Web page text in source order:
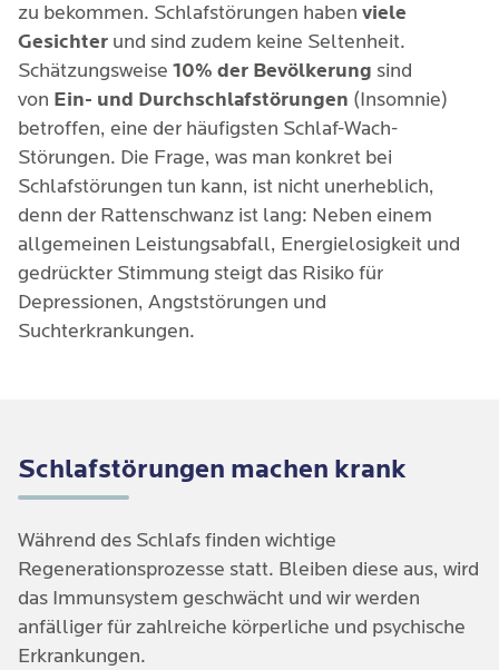
zu bekommen. Schlafstörungen haben viele
Gesichter und sind zudem keine Seltenheit.
Schätzungsweise 10% der Bevölkerung sind
von Ein- und Durchschlafstörungen (Insomnie)
betroffen, eine der häufigsten Schlaf-Wach-
Störungen. Die Frage, was man konkret bei
Schlafstörungen tun kann, ist nicht unerheblich,
denn der Rattenschwanz ist lang: Neben einem
allgemeinen Leistungsabfall, Energielosigkeit und
gedrückter Stimmung steigt das Risiko für
Depressionen, Angststörungen und
Suchterkrankungen.
Schlafstörungen machen krank
Während des Schlafs finden wichtige
Regenerationsprozesse statt. Bleiben diese aus, wird
das Immunsystem geschwächt und wir werden
anfälliger für zahlreiche körperliche und psychische
Erkrankungen.